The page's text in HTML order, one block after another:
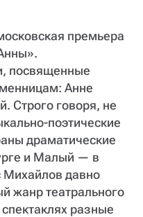
премьера
посвященные
Анне
Строго говоря, не
поэтические
драматические
и Малый — в
давно
жанр театрального
разные